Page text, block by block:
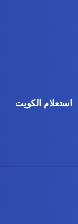
استعلام الكويت